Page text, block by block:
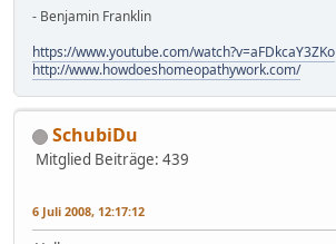
- Benjamin Franklin
https://www.youtube.com/watch?v=aFDkcaY3ZKo
http://www.howdoeshomeopathywork.com/
SchubiDu
Mitglied Beiträge: 439
6 Juli 2008, 12:17:12